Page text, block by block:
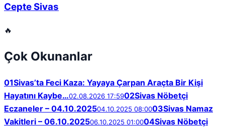
Cepte Sivas
🔥
Çok Okunanlar
01Sivas’ta Feci Kaza: Yayaya Çarpan Araçta Bir Kişi
Hayatını Kaybe…02.08.2026 17:5902Sivas Nöbetçi
Eczaneler – 04.10.202504.10.2025 08:0003Sivas Namaz
Vakitleri – 06.10.202506.10.2025 01:0004Sivas Nöbetçi